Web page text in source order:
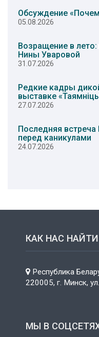
Обсуждение
05.08.2026
Возращение в
Нины Уваровой
31.07.2026
Редкие кадры
выставке
27.07.2026
Последняя
перед каникулами
24.07.2026
КАК НАС НАЙТИ
Республика
220005, г. Минск,
МЫ В